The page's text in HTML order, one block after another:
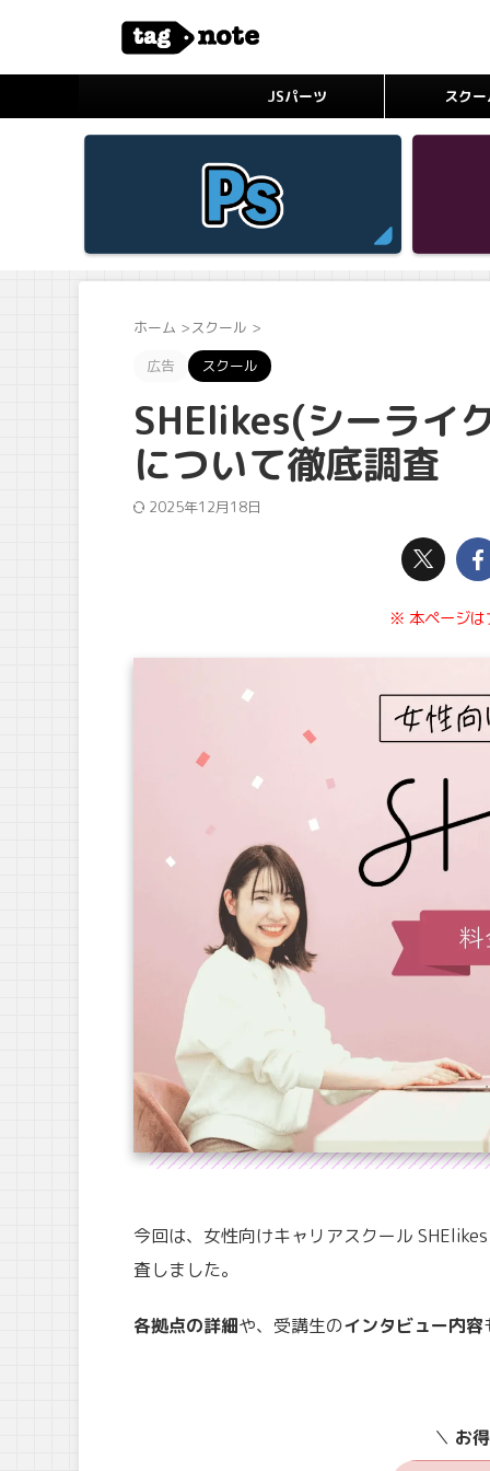
JSパーツ スク
ホーム >スクール >
広告
スクール
SHElikes(シーライ
について徹底調査
2025年12月18日
※ 本ページは
今回は、女性向けキャリアスクール
査しました。
各拠点の詳細や、受講生のインタビュー内容
＼ お